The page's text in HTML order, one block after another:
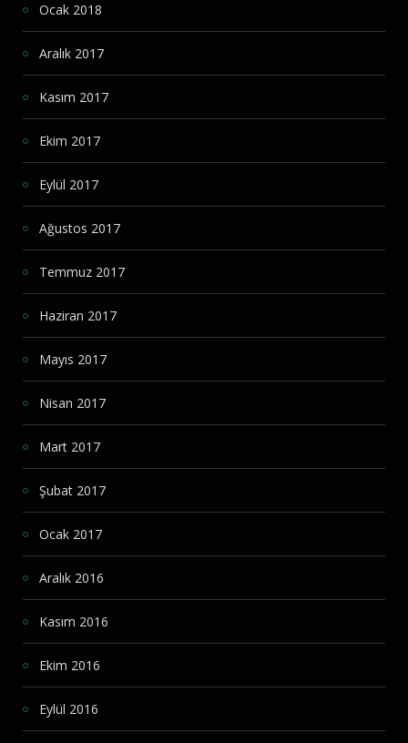
Ocak 2018
Aralık 2017
Kasım 2017
Ekim 2017
Eylül 2017
Ağustos 2017
Temmuz 2017
Haziran 2017
Mayıs 2017
Nisan 2017
Mart 2017
Şubat 2017
Ocak 2017
Aralık 2016
Kasım 2016
Ekim 2016
Eylül 2016